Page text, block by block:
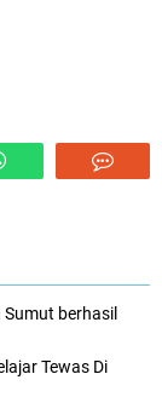
berhasil
Tewas Di